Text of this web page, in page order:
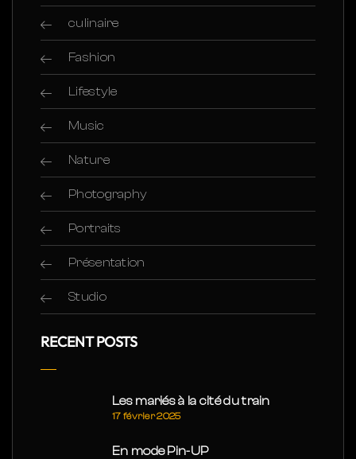
culinaire
Fashion
Lifestyle
Music
Nature
Photography
Portraits
Présentation
Studio
RECENT POSTS
Les mariés à la cité du train
17 février 2025
En mode Pin-UP